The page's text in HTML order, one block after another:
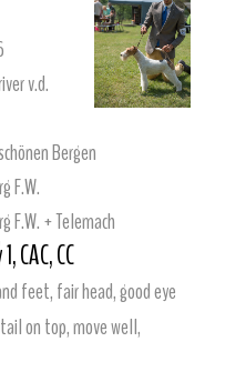
v.d.
Bergen
F.W.
F.W. + Telemach
CAC, CC
feet, fair head, good eye
on top, move well,